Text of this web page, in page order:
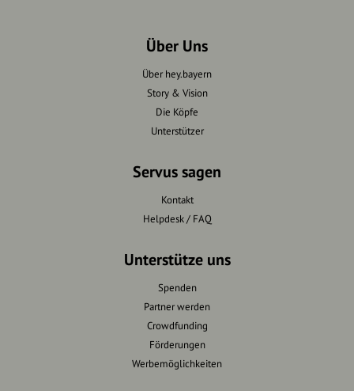
Über Uns
Über hey.bayern
Story & Vision
Die Köpfe
Unterstützer
Servus sagen
Kontakt
Helpdesk / FAQ
Unterstütze uns
Spenden
Partner werden
Crowdfunding
Förderungen
Werbemöglichkeiten